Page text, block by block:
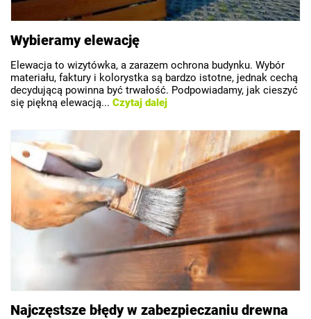
Wybieramy elewację
Elewacja to wizytówka, a zarazem ochrona budynku. Wybór
materiału, faktury i kolorystka są bardzo istotne, jednak cechą
decydującą powinna być trwałość. Podpowiadamy, jak cieszyć
się piękną elewacją... Czytaj dalej
Najczęstsze błędy w zabezpieczaniu drewna